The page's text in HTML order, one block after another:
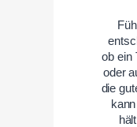
ob ein
oder
die